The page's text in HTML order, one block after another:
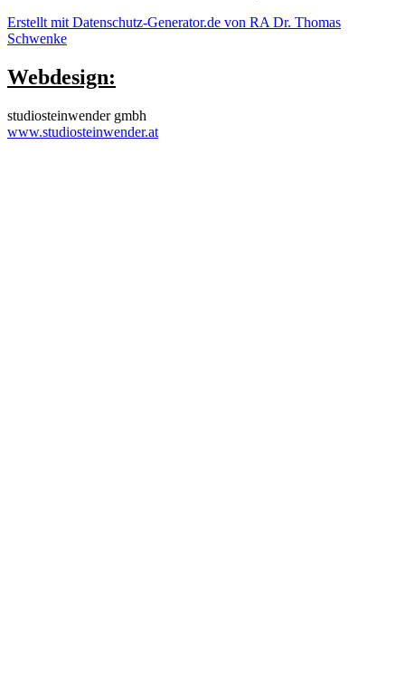
Erstellt mit Datenschutz-Generator.de von RA Dr. Thomas
Schwenke
Webdesign:
studiosteinwender gmbh
www.studiosteinwender.at